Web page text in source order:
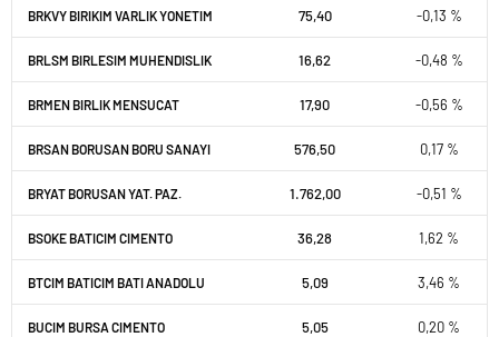
BRKVY BIRIKIM VARLIK YONETIM 75,40 -0,13 %
BRLSM BIRLESIM MUHENDISLIK 16,62 -0,48 %
BRMEN BIRLIK MENSUCAT 17,90 -0,56 %
BRSAN BORUSAN BORU SANAYI 576,50 0,17 %
BRYAT BORUSAN YAT. PAZ. 1.762,00 -0,51 %
BSOKE BATICIM CIMENTO 36,28 1,62 %
BTCIM BATICIM BATI ANADOLU 5,09 3,46 %
BUCIM BURSA CIMENTO 5,05 0,20 %